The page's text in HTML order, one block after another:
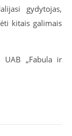
gydytojas,
kitais galimais
UAB „Fabula ir